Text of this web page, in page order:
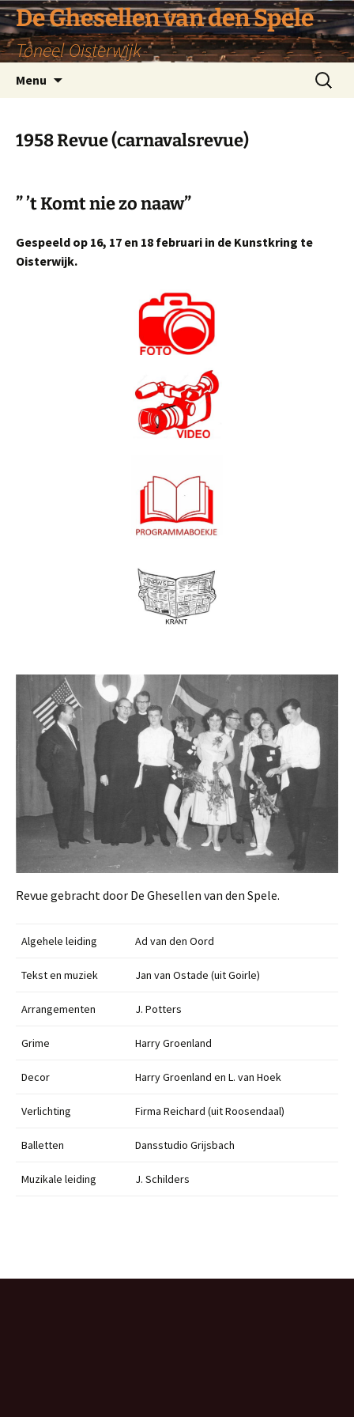
De Ghesellen van den Spele
Toneel Oisterwijk
Menu
Zoeken
naar:
1958 Revue (carnavalsrevue)
” ’t Komt nie zo naaw”
Gespeeld op 16, 17 en 18 februari in de Kunstkring te
Oisterwijk.
Revue gebracht door De Ghesellen van den Spele.
Algehele leiding Ad van den Oord
Tekst en muziek Jan van Ostade (uit Goirle)
Arrangementen J. Potters
Grime Harry Groenland
Decor Harry Groenland en L. van Hoek
Verlichting Firma Reichard (uit Roosendaal)
Balletten Dansstudio Grijsbach
Muzikale leiding J. Schilders